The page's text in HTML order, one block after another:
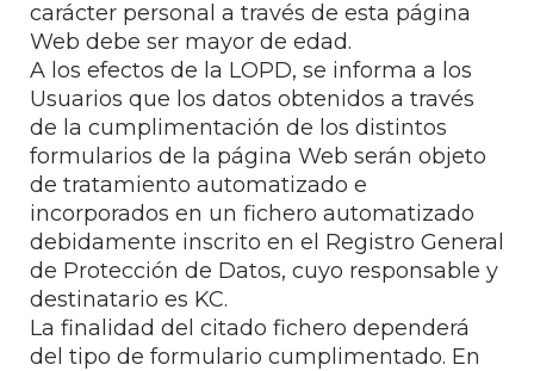
carácter personal a través de esta página
Web debe ser mayor de edad.
A los efectos de la LOPD, se informa a los
Usuarios que los datos obtenidos a través
de la cumplimentación de los distintos
formularios de la página Web serán objeto
de tratamiento automatizado e
incorporados en un fichero automatizado
debidamente inscrito en el Registro General
de Protección de Datos, cuyo responsable y
destinatario es KC.
La finalidad del citado fichero dependerá
del tipo de formulario cumplimentado. En